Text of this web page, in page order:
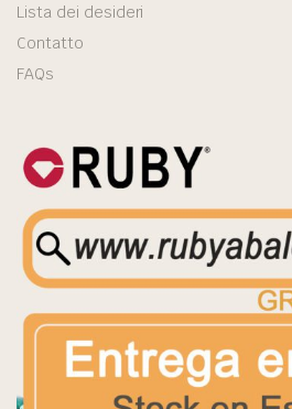
Lista dei desideri
Contatto
FAQs